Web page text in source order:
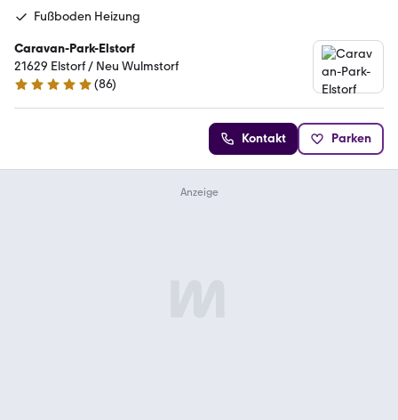
Fußboden Heizung
Caravan-Park-Elstorf
21629 Elstorf / Neu Wulmstorf
5 Sterne
(86)
Kontakt Parken